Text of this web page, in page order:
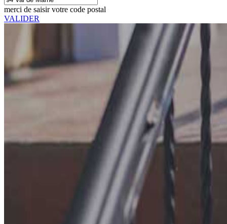
merci de saisir votre code postal
VALIDER